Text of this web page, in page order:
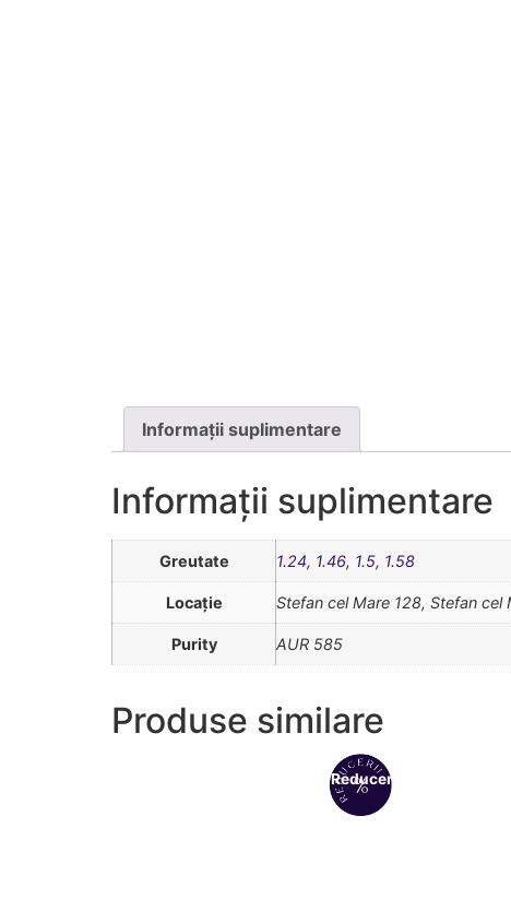
Informații suplimentare
Informații suplimentare
Greutate 1.24, 1.46, 1.5, 1.58
Locație Stefan cel Mare 128, Stefan cel
Purity AUR 585
Produse similare
Reduceri!